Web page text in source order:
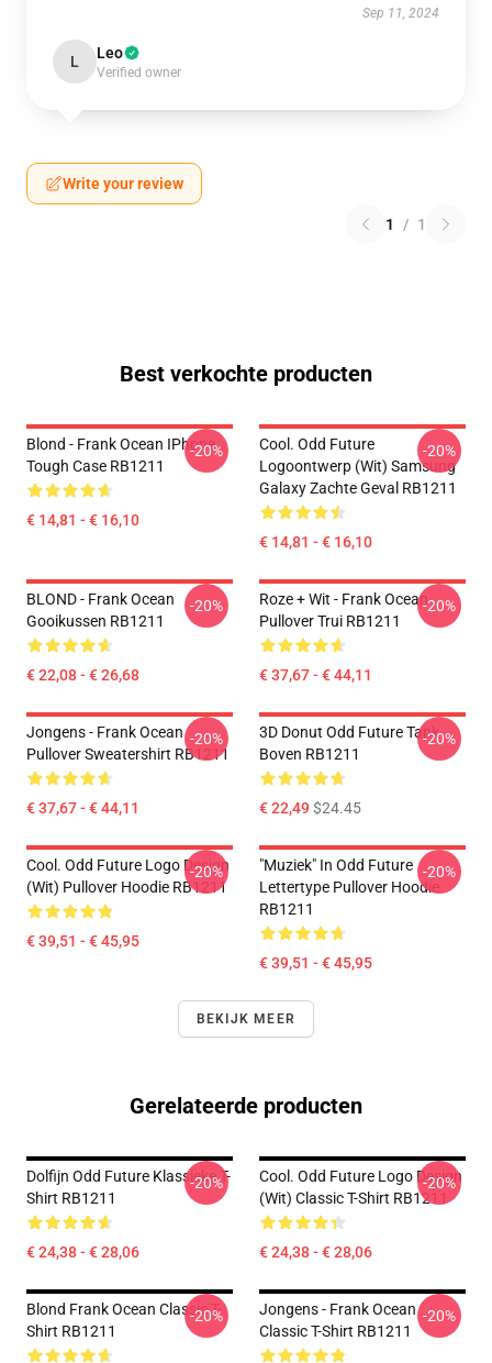
Sep 11, 2024
L Leo
Verified owner
Write your review
1 / 1
Best verkochte producten
Blond - Frank Ocean IPhone
Tough Case RB1211
€ 14,81 - € 16,10
-20%
Cool. Odd Future
Logoontwerp (wit) Samsung
Galaxy Zachte Geval RB1211
€ 14,81 - € 16,10
-20%
BLOND - Frank Ocean
Gooikussen RB1211
€ 22,08 - € 26,68
-20%
Roze + Wit - Frank Ocean
Pullover Trui RB1211
€ 37,67 - € 44,11
-20%
Jongens - Frank Ocean
Pullover Sweatershirt RB1211
€ 37,67 - € 44,11
-20%
3D Donut Odd Future Tank
Boven RB1211
€ 22,49$24.45
-20%
Cool. Odd Future Logo Design
(wit) Pullover Hoodie RB1211
€ 39,51 - € 45,95
-20%
"Muziek" In Odd Future
Lettertype Pullover Hoodie
RB1211
€ 39,51 - € 45,95
-20%
BEKIJK MEER
Gerelateerde producten
Dolfijn Odd Future Klassieke T-
Shirt RB1211
€ 24,38 - € 28,06
-20%
Cool. Odd Future Logo Design
(wit) Classic T-Shirt RB1211
€ 24,38 - € 28,06
-20%
Blond Frank Ocean Classic T-
Shirt RB1211
-20%
Jongens - Frank Ocean
Classic T-Shirt RB1211
-20%